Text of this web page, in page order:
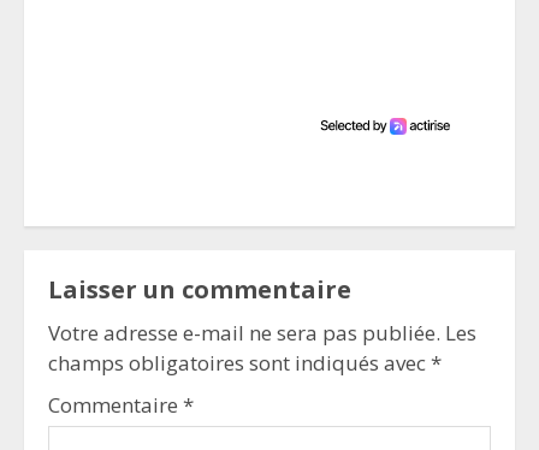
Laisser un commentaire
Votre adresse e-mail ne sera pas publiée. Les
champs obligatoires sont indiqués avec*
Commentaire *